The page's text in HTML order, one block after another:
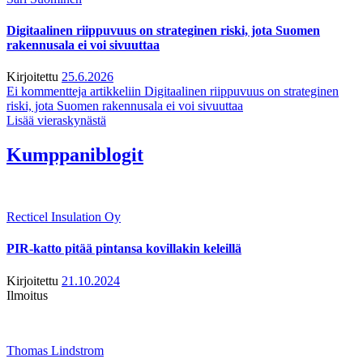
Digitaalinen riippuvuus on strateginen riski, jota Suomen
rakennusala ei voi sivuuttaa
Kirjoitettu 25.6.2026
Ei kommentteja artikkeliin Digitaalinen riippuvuus on strateginen
riski, jota Suomen rakennusala ei voi sivuuttaa
Lisää vieraskynästä
Kumppaniblogit
Recticel Insulation Oy
PIR-katto pitää pintansa kovillakin keleillä
Kirjoitettu 21.10.2024
Ilmoitus
Thomas Lindstrom